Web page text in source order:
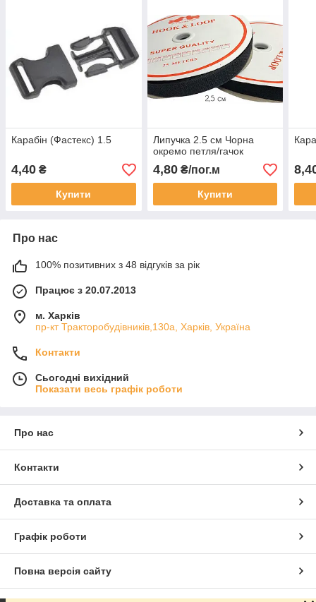
Карабін (Фастекс) 1.5
4,40 ₴
Купити
Липучка 2.5 см Чорна
окремо петля/гачок
4,80₴/пог.м
Купити
Про нас
100% позитивних з 48 відгуків за рік
Працює з 20.07.2013
м. Харків
пр-кт Тракторобудівників,130а, Харків, Україна
Контакти
Сьогодні вихідний
Показати весь графік роботи
Про нас
Контакти
Доставка та оплата
Графік роботи
Повна версія сайту